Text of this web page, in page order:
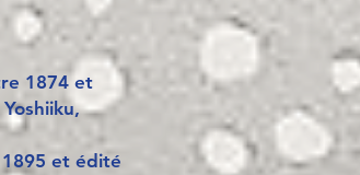
1874 et
et édité